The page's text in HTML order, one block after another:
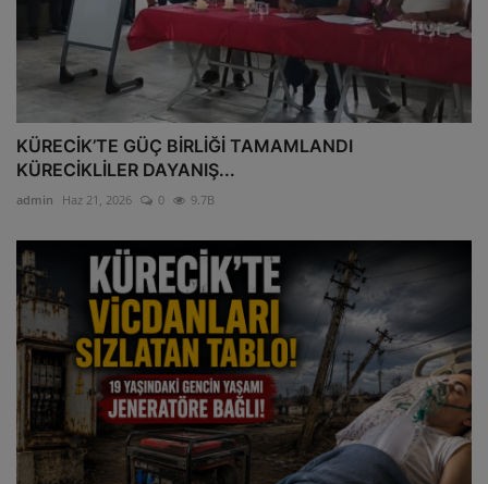
KÜRECİK’TE GÜÇ BİRLİĞİ TAMAMLANDI
KÜRECİKLİLER DAYANIŞ...
admin Haz 21, 2026 0 9.7B